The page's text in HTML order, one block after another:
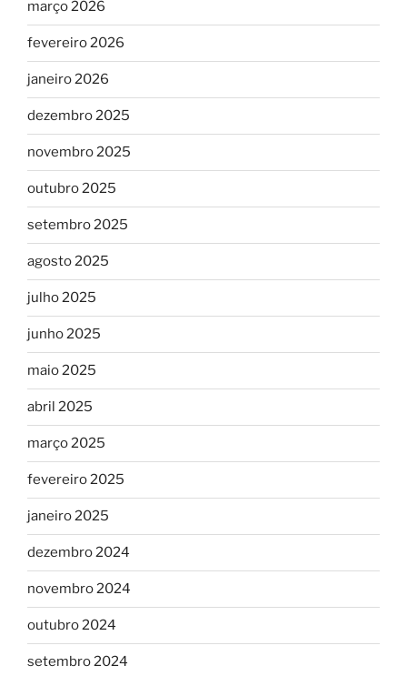
março 2026
fevereiro 2026
janeiro 2026
dezembro 2025
novembro 2025
outubro 2025
setembro 2025
agosto 2025
julho 2025
junho 2025
maio 2025
abril 2025
março 2025
fevereiro 2025
janeiro 2025
dezembro 2024
novembro 2024
outubro 2024
setembro 2024